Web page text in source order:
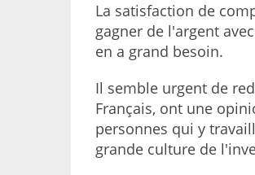
La satisfaction de
gagner de l'argent
en a grand besoin.
Il semble urgent de
Français, ont une
personnes qui y
grande culture de